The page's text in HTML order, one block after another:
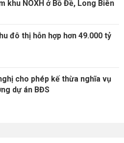
khu NOXH ở Bồ Đề, Long Biên
đô thị hỗn hợp hơn 49.000 tỷ
cho phép kế thừa nghĩa vụ
dự án BĐS